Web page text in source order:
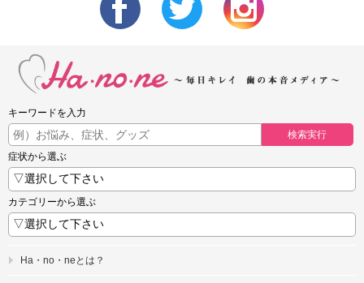
キーワードを入力
検索実行
症状から選ぶ
カテゴリーから選ぶ
Ha・no・neとは？